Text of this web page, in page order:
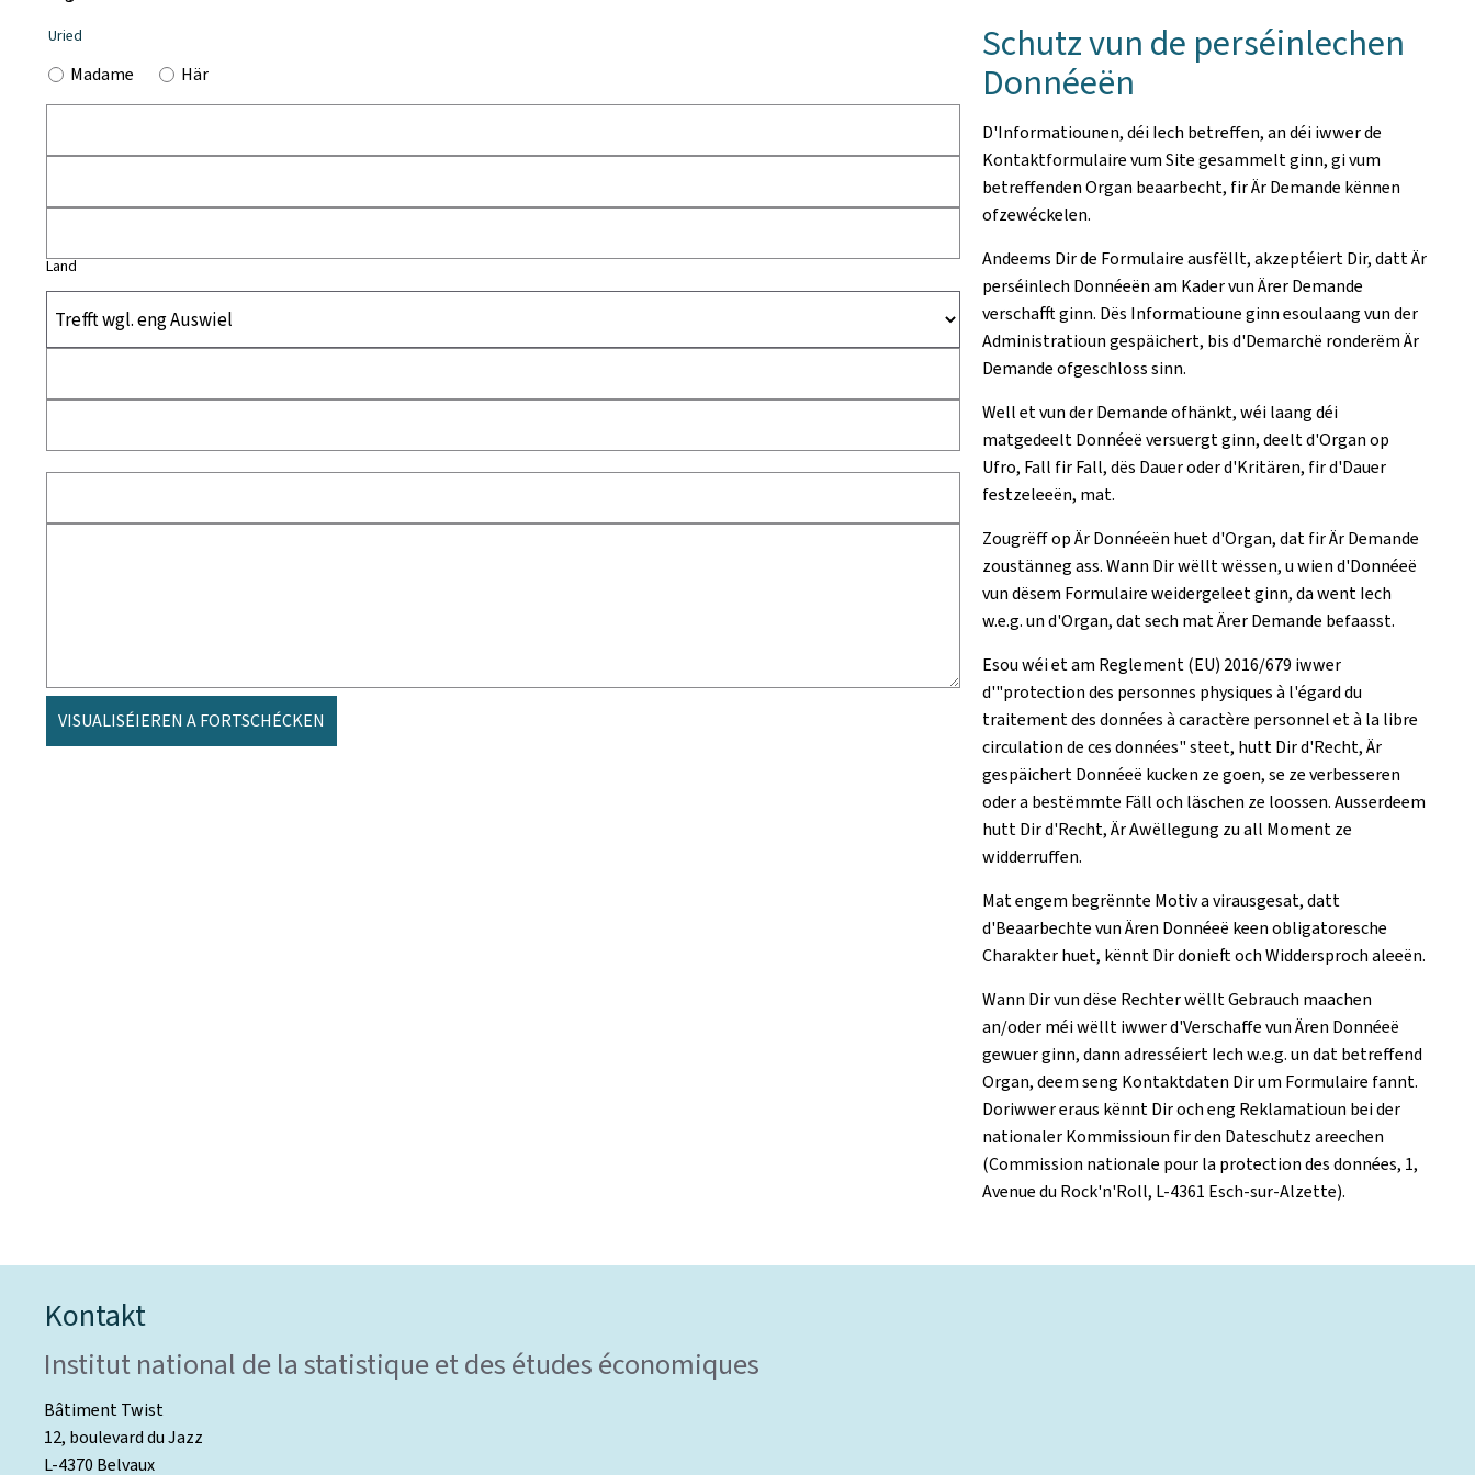
Uried
Madame Här
Land
VISUALISÉIEREN A FORTSCHÉCKEN
Schutz vun de perséinlechen
Donnéeën
D'Informatiounen, déi Iech betreffen, an déi iwwer de
Kontaktformulaire vum Site gesammelt ginn, gi vum
betreffenden Organ beaarbecht, fir Är Demande kënnen
ofzewéckelen.
Andeems Dir de Formulaire ausfëllt, akzeptéiert Dir, datt Är
perséinlech Donnéeën am Kader vun Ärer Demande
verschafft ginn. Dës Informatioune ginn esoulaang vun der
Administratioun gespäichert, bis d'Demarchë ronderëm Är
Demande ofgeschloss sinn.
Well et vun der Demande ofhänkt, wéi laang déi
matgedeelt Donnéeë versuergt ginn, deelt d'Organ op
Ufro, Fall fir Fall, dës Dauer oder d'Kritären, fir d'Dauer
festzeleeën, mat.
Zougrëff op Är Donnéeën huet d'Organ, dat fir Är Demande
zoustänneg ass. Wann Dir wëllt wëssen, u wien d'Donnéeë
vun dësem Formulaire weidergeleet ginn, da went Iech
w.e.g. un d'Organ, dat sech mat Ärer Demande befaasst.
Esou wéi et am Reglement (EU) 2016/679 iwwer
d'"protection des personnes physiques à l'égard du
traitement des données à caractère personnel et à la libre
circulation de ces données" steet, hutt Dir d'Recht, Är
gespäichert Donnéeë kucken ze goen, se ze verbesseren
oder a bestëmmte Fäll och läschen ze loossen. Ausserdeem
hutt Dir d'Recht, Är Awëllegung zu all Moment ze
widderruffen.
Mat engem begrënnte Motiv a virausgesat, datt
d'Beaarbechte vun Ären Donnéeë keen obligatoresche
Charakter huet, kënnt Dir donieft och Widdersproch aleeën.
Wann Dir vun dëse Rechter wëllt Gebrauch maachen
an/oder méi wëllt iwwer d'Verschaffe vun Ären Donnéeë
gewuer ginn, dann adresséiert Iech w.e.g. un dat betreffend
Organ, deem seng Kontaktdaten Dir um Formulaire fannt.
Doriwwer eraus kënnt Dir och eng Reklamatioun bei der
nationaler Kommissioun fir den Dateschutz areechen
(Commission nationale pour la protection des données, 1,
Avenue du Rock'n'Roll, L-4361 Esch-sur-Alzette).
Kontakt
Institut national de la statistique et des études économiques
Bâtiment Twist
12, boulevard du Jazz
L-4370 Belvaux